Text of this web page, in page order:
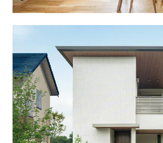
海外事業
ミサワアイデンティティ